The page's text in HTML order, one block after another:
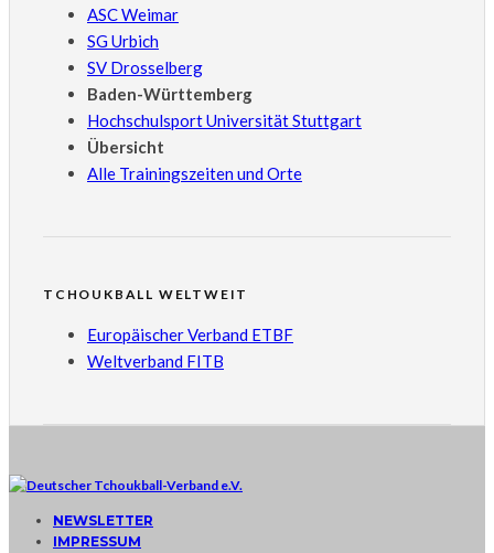
ASC Weimar
SG Urbich
SV Drosselberg
Baden-Württemberg
Hochschulsport Universität Stuttgart
Übersicht
Alle Trainingszeiten und Orte
TCHOUKBALL WELTWEIT
Europäischer Verband ETBF
Weltverband FITB
NEWSLETTER
IMPRESSUM